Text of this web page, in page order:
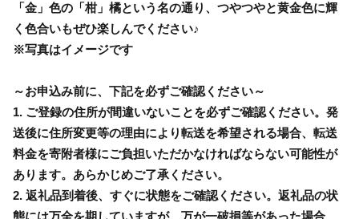
「金」色の「柑」橘という名の通り、つやつやと黄金色に輝
く色合いもぜひ楽しんでください♪
※写真はイメージです
～お申込み前に、下記を必ずご確認ください～
1. ご登録の住所が間違いないことを必ずご確認ください。発
送後に住所変更等の理由により転送を希望される場合、転送
料金を寄附者様にご負担いただかなければならない可能性が
あります。あらかじめご了承ください。
2. 返礼品到着後、すぐに状態をご確認ください。返礼品の状
態には万全を期していますが、万が一破損等があった場合